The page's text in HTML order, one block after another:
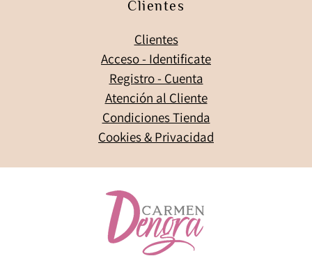
Clientes
Clientes
Acceso - Identificate
Registro - Cuenta
Atención al Cliente
Condiciones Tienda
Cookies & Privacidad